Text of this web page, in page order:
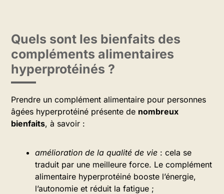
Quels sont les bienfaits des
compléments alimentaires
hyperprotéinés ?
Prendre un complément alimentaire pour personnes
âgées hyperprotéiné présente de nombreux
bienfaits, à savoir :
amélioration de la qualité de vie : cela se
traduit par une meilleure force. Le complément
alimentaire hyperprotéiné booste l’énergie,
l’autonomie et réduit la fatigue ;